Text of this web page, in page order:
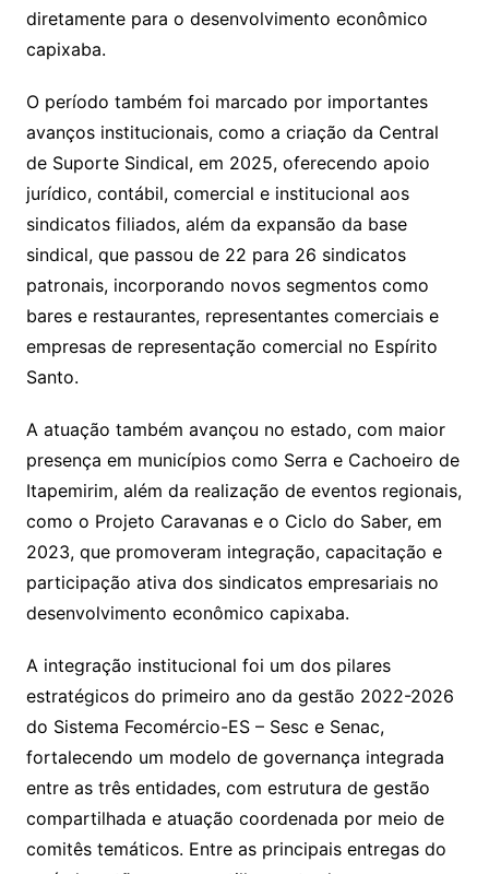
diretamente para o desenvolvimento econômico
capixaba.
O período também foi marcado por importantes
avanços institucionais, como a criação da Central
de Suporte Sindical, em 2025, oferecendo apoio
jurídico, contábil, comercial e institucional aos
sindicatos filiados, além da expansão da base
sindical, que passou de 22 para 26 sindicatos
patronais, incorporando novos segmentos como
bares e restaurantes, representantes comerciais e
empresas de representação comercial no Espírito
Santo.
A atuação também avançou no estado, com maior
presença em municípios como Serra e Cachoeiro de
Itapemirim, além da realização de eventos regionais,
como o Projeto Caravanas e o Ciclo do Saber, em
2023, que promoveram integração, capacitação e
participação ativa dos sindicatos empresariais no
desenvolvimento econômico capixaba.
A integração institucional foi um dos pilares
estratégicos do primeiro ano da gestão 2022-2026
do Sistema Fecomércio-ES – Sesc e Senac,
fortalecendo um modelo de governança integrada
entre as três entidades, com estrutura de gestão
compartilhada e atuação coordenada por meio de
comitês temáticos. Entre as principais entregas do